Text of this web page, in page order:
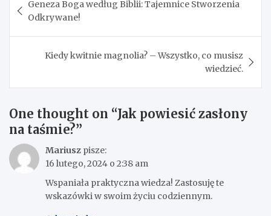
wpisu
Geneza Boga według Biblii: Tajemnice Stworzenia
Odkrywane!
Kiedy kwitnie magnolia? – Wszystko, co musisz
wiedzieć.
One thought on “Jak powiesić zasłony
na taśmie?”
Mariusz pisze:
16 lutego, 2024 o 2:38 am
Wspaniała praktyczna wiedza! Zastosuję te
wskazówki w swoim życiu codziennym.